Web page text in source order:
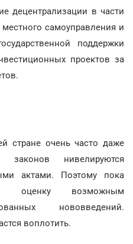
децентрализации в части
самоуправления и
поддержки
проектов за
стране очень часто даже
нивелируются
актами. Поэтому пока
оценку возможным
нововведений.
воплотить.